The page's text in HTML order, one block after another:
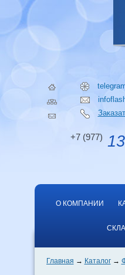
+7 (977)
О КОМПАНИИ
Главная Каталог